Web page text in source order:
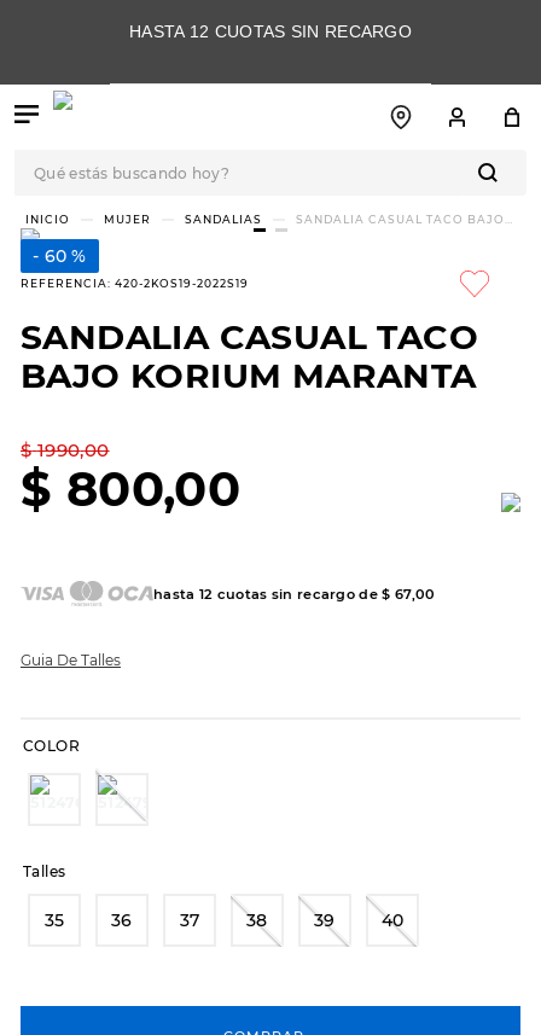
HASTA 12 CUOTAS SIN RECARGO
MUJER SANDALIAS
SANDALIA CASUAL TACO BAJO
60 %
REFERENCIA: 420-2KOS19-2022S19
SANDALIA CASUAL TACO
BAJO KORIUM MARANTA
$ 1990,00
$ 800,00
hasta 12 cuotas sin recargo de$ 67, 00
Guia De Talles
COLOR
Talles
35 36 37 38 39 40
TÉRMINOS MÁS
BUSCADOS
skechers slip-ins